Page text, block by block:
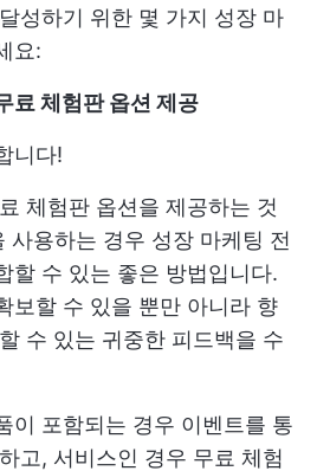
성하기 위한 몇 가지 성장 마
요:
료 체험판 옵션 제공
니다!
체험판 옵션을 제공하는 것
사용하는 경우 성장 마케팅 전
할 수 있는 좋은 방법입니다.
보할 수 있을 뿐만 아니라 향
수 있는 귀중한 피드백을 수
이 포함되는 경우 이벤트를 통
고, 서비스인 경우 무료 체험